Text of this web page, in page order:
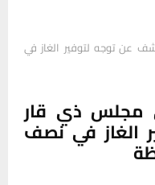
عن توجه لتوفير الغاز في
مجلس ذي قار
الغاز في نصف